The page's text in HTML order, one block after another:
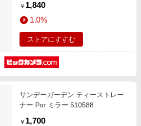
￥ 1,840
1.0%
ストアにすすむ
サンデーガーデン ティーストレー
ナー Por ミラー 510588
￥ 1,700